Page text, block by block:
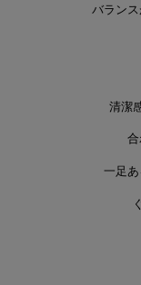
バランス
清潔
合
一足